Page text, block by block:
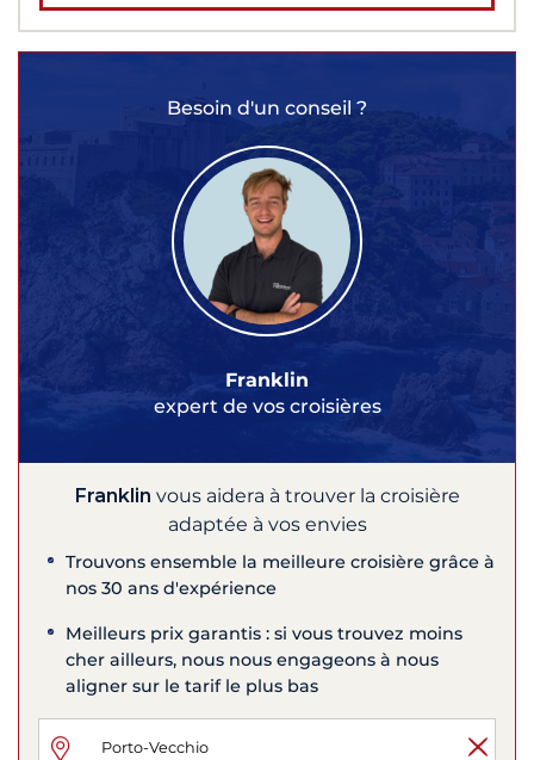
Besoin d'un conseil ?
Franklin
expert de vos croisières
Franklin vous aidera à trouver la croisière
adaptée à vos envies
Trouvons ensemble la meilleure croisière grâce à
nos 30 ans d'expérience
Meilleurs prix garantis : si vous trouvez moins
cher ailleurs, nous nous engageons à nous
aligner sur le tarif le plus bas